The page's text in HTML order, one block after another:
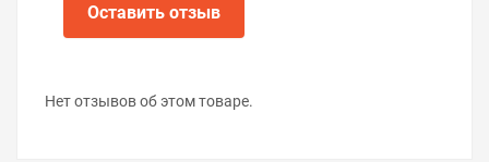
Оставить отзыв
Нет отзывов об этом товаре.